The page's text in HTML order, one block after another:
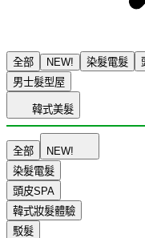
全部 NEW! 染髮電髮
男士髮型屋
韓式美髮
全部
NEW!
染髮電髮
頭皮SPA
韓式妝髮體驗
駁髮